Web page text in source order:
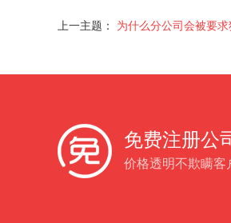
上一主题： 为什么分公司会被要
免费注册公
价格透明不欺瞒客